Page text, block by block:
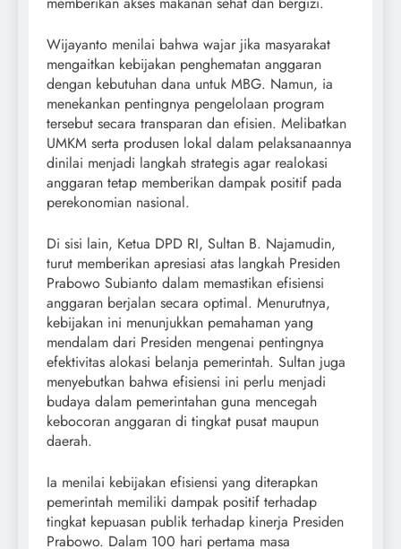
Wijayanto menilai bahwa wajar jika masyarakat
mengaitkan kebijakan penghematan anggaran
dengan kebutuhan dana untuk MBG. Namun, ia
menekankan pentingnya pengelolaan program
tersebut secara transparan dan efisien. Melibatkan
UMKM serta produsen lokal dalam pelaksanaannya
dinilai menjadi langkah strategis agar realokasi
anggaran tetap memberikan dampak positif pada
perekonomian nasional.
Di sisi lain, Ketua DPD RI, Sultan B. Najamudin,
turut memberikan apresiasi atas langkah Presiden
Prabowo Subianto dalam memastikan efisiensi
anggaran berjalan secara optimal. Menurutnya,
kebijakan ini menunjukkan pemahaman yang
mendalam dari Presiden mengenai pentingnya
efektivitas alokasi belanja pemerintah. Sultan juga
menyebutkan bahwa efisiensi ini perlu menjadi
budaya dalam pemerintahan guna mencegah
kebocoran anggaran di tingkat pusat maupun
daerah.
Ia menilai kebijakan efisiensi yang diterapkan
pemerintah memiliki dampak positif terhadap
tingkat kepuasan publik terhadap kinerja Presiden
Prabowo. Dalam 100 hari pertama masa